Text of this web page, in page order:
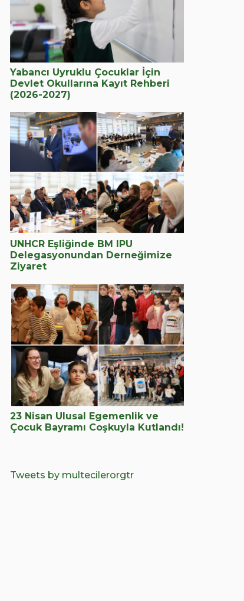
Yabancı Uyruklu Çocuklar İçin
Devlet Okullarına Kayıt Rehberi
(2026-2027)
UNHCR Eşliğinde BM IPU
Delegasyonundan Derneğimize
Ziyaret
23 Nisan Ulusal Egemenlik ve
Çocuk Bayramı Coşkuyla Kutlandı!
Tweets by multecilerorgtr